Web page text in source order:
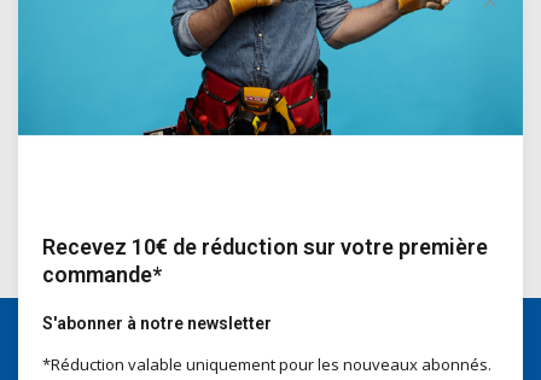
Fabriquée en fibre de coco
naturelle, c'est un outil essentiel
pour un nettoyage minutieux.
Incl. TVA
Recevez 10€ de réduction sur votre première
commande*
S'abonner à notre newsletter
*Réduction valable uniquement pour les nouveaux abonnés.